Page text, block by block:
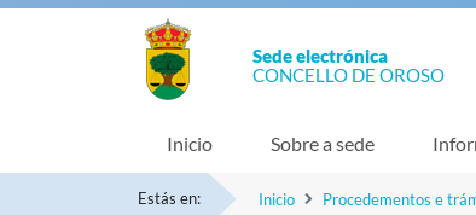
Sede electrónica
CONCELLO DE OROSO
Inicio Sobre a sede
Estás en: Inicio Procedementos e